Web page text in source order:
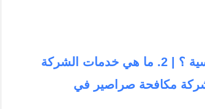
1. لماذا الشركة الالمانية لمكافحة الصراصير في العباسية ؟ | 2. ما هي خدمات الشركة
في العباسية | 3. ما ضرورة شركة مكافحة صراصير في